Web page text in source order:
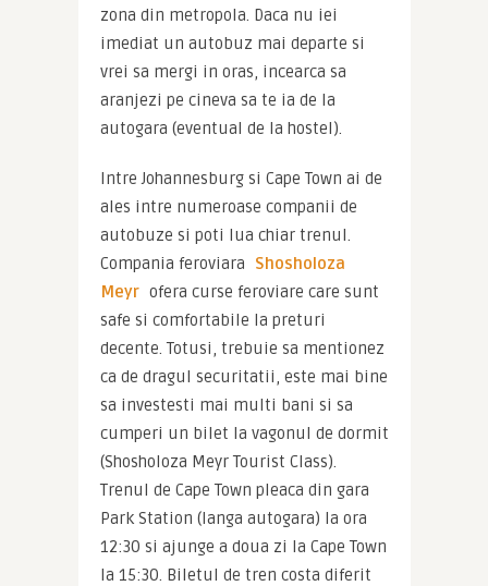
zona din metropola. Daca nu iei
imediat un autobuz mai departe si
vrei sa mergi in oras, incearca sa
aranjezi pe cineva sa te ia de la
autogara (eventual de la hostel).
Intre Johannesburg si Cape Town ai de
ales intre numeroase companii de
autobuze si poti lua chiar trenul.
Compania feroviara
Shosholoza
Meyr ofera curse feroviare care sunt
safe si comfortabile la preturi
decente. Totusi, trebuie sa mentionez
ca de dragul securitatii, este mai bine
sa investesti mai multi bani si sa
cumperi un bilet la vagonul de dormit
(Shosholoza Meyr Tourist Class).
Trenul de Cape Town pleaca din gara
Park Station (langa autogara) la ora
12:30 si ajunge a doua zi la Cape Town
la 15:30. Biletul de tren costa diferit